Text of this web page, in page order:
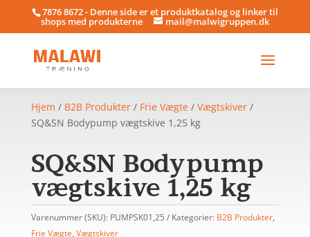
7876 8672 - Denne side er et produktkatalog og linker til
shops med produkterne mail@malwigruppen.dk
Hjem / B2B Produkter/ Frie Vægte/ Vægtskiver/
SQ&SN Bodypump vægtskive 1,25 kg
SQ&SN Bodypump
vægtskive 1,25 kg
Varenummer (SKU): PUMPSK01,25 Kategorier: B2B Produkter,
Frie Vægte, Vægtskiver